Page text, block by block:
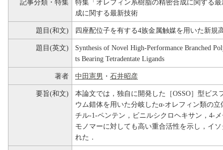
記事分類・特集
特集「オレフィン系樹脂の精密合成に関する
成に関する最新技術
題目(和文) 四座配位子を有する4族金属触媒を用いた新規
題目(英文)
Synthesis of Novel High-Performance Branched
ts Bearing Tetradentate Ligands
著者 中田憲男 ・ 石井昭彦
要旨(和文)
本論文では，独自に開発した［OSSO］型ビ
ウム錯体を用いた分岐したα-オレフィン類の
チル-1-ペンテン，ビニルシクロヘキサン，4-
モノマーに対しても高い重合活性を示し，イ
れた．